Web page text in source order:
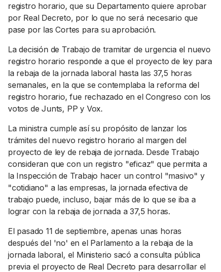
registro horario, que su Departamento quiere aprobar
por Real Decreto, por lo que no será necesario que
pase por las Cortes para su aprobación.
La decisión de Trabajo de tramitar de urgencia el nuevo
registro horario responde a que el proyecto de ley para
la rebaja de la jornada laboral hasta las 37,5 horas
semanales, en la que se contemplaba la reforma del
registro horario, fue rechazado en el Congreso con los
votos de Junts, PP y Vox.
La ministra cumple así su propósito de lanzar los
trámites del nuevo registro horario al margen del
proyecto de ley de rebaja de jornada. Desde Trabajo
consideran que con un registro "eficaz" que permita a
la Inspección de Trabajo hacer un control "masivo" y
"cotidiano" a las empresas, la jornada efectiva de
trabajo puede, incluso, bajar más de lo que se iba a
lograr con la rebaja de jornada a 37,5 horas.
El pasado 11 de septiembre, apenas unas horas
después del 'no' en el Parlamento a la rebaja de la
jornada laboral, el Ministerio sacó a consulta pública
previa el proyecto de Real Decreto para desarrollar el